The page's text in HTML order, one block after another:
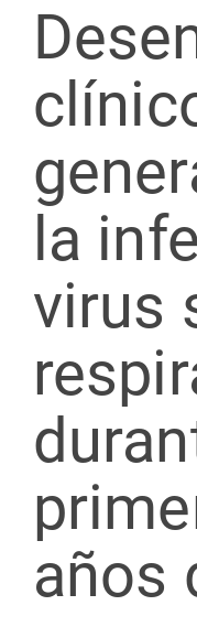
la
virus
años